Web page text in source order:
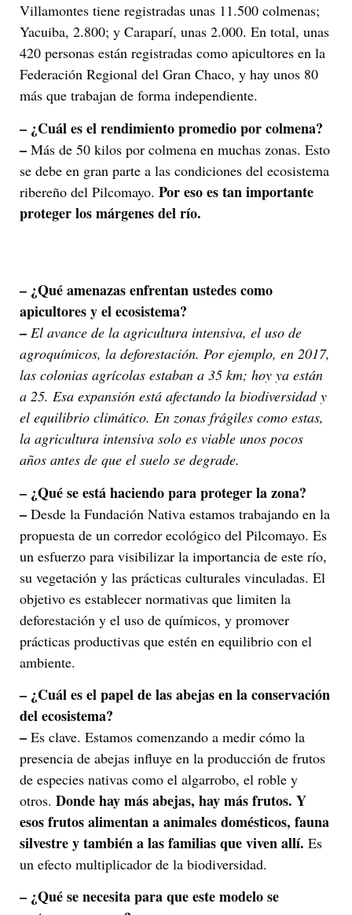
Villamontes tiene registradas unas 11.500 colmenas;
Yacuiba, 2.800; y Caraparí, unas 2.000. En total, unas
420 personas están registradas como apicultores en la
Federación Regional del Gran Chaco, y hay unos 80
más que trabajan de forma independiente.
– ¿Cuál es el rendimiento promedio por colmena?
– Más de 50 kilos por colmena en muchas zonas. Esto
se debe en gran parte a las condiciones del ecosistema
ribereño del Pilcomayo. Por eso es tan importante
proteger los márgenes del río.
– ¿Qué amenazas enfrentan ustedes como
apicultores y el ecosistema?
– El avance de la agricultura intensiva, el uso de
agroquímicos, la deforestación. Por ejemplo, en 2017,
las colonias agrícolas estaban a 35 km; hoy ya están
a 25. Esa expansión está afectando la biodiversidad y
el equilibrio climático. En zonas frágiles como estas,
la agricultura intensiva solo es viable unos pocos
años antes de que el suelo se degrade.
– ¿Qué se está haciendo para proteger la zona?
– Desde la Fundación Nativa estamos trabajando en la
propuesta de un corredor ecológico del Pilcomayo. Es
un esfuerzo para visibilizar la importancia de este río,
su vegetación y las prácticas culturales vinculadas. El
objetivo es establecer normativas que limiten la
deforestación y el uso de químicos, y promover
prácticas productivas que estén en equilibrio con el
ambiente.
– ¿Cuál es el papel de las abejas en la conservación
del ecosistema?
– Es clave. Estamos comenzando a medir cómo la
presencia de abejas influye en la producción de frutos
de especies nativas como el algarrobo, el roble y
otros. Donde hay más abejas, hay más frutos. Y
esos frutos alimentan a animales domésticos, fauna
silvestre y también a las familias que viven allí. Es
un efecto multiplicador de la biodiversidad.
– ¿Qué se necesita para que este modelo se